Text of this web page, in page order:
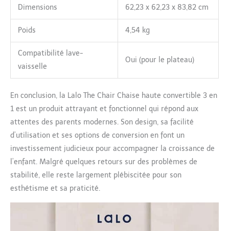
Dimensions 62,23 x 62,23 x 83,82 cm
Poids 4,54 kg
Compatibilité lave-
vaisselle
Oui (pour le plateau)
En conclusion, la Lalo The Chair Chaise haute convertible 3 en
1 est un produit attrayant et fonctionnel qui répond aux
attentes des parents modernes. Son design, sa facilité
d’utilisation et ses options de conversion en font un
investissement judicieux pour accompagner la croissance de
l’enfant. Malgré quelques retours sur des problèmes de
stabilité, elle reste largement plébiscitée pour son
esthétisme et sa praticité.